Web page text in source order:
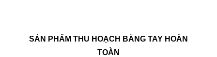
SẢN PHẨM THU HOẠCH BẰNG TAY HOÀN
TOÀN